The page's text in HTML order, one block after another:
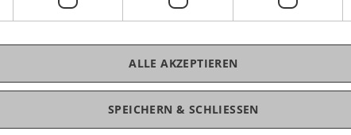
Portfolio Management to Govern AI: A
der Frage, wie Organisationen KI-Projekte
fünf Fallstudien wurde eine mehrschichtige
im AI Portfolio Management entwickelt
sowie Praxisinterventionen validiert. Die
und Praxis zur Governance von KI-
SPEICHERN & SCHLIESSEN
ALLE AKZEPTIEREN